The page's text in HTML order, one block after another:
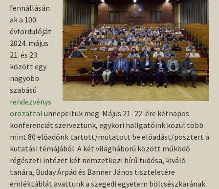
fennállásán
ak a 100.
évfordulóját
2024. május
21. és 23.
között egy
nagyobb
szabású
rendezvénys
orozattal ünnepeltük meg. Május 21–22-ére kétnapos
konferenciát szerveztünk, egykori hallgatóink közül több
mint 80 előadónk tartott/mutatott be előadást/posztert a
kutatási témájából. A két világháború között működő
régészeti intézet két nemzetközi hírű tudósa, kiváló
tanára, Buday Árpád és Banner János tiszteletére
emléktáblát avattunk a szegedi egyetem bölcsészkarának